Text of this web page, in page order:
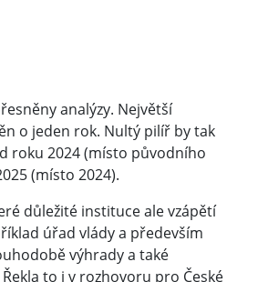
analýzy. Největší
o jeden rok. Nultý pilíř by tak
roku 2024 (místo původního
(místo 2024).
důležité instituce ale vzápětí
úřad vlády a především
výhrady a také
to i v rozhovoru pro České